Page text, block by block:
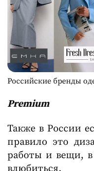
Российские бренды
Premium
Также в России
правило это
работы и вещи,